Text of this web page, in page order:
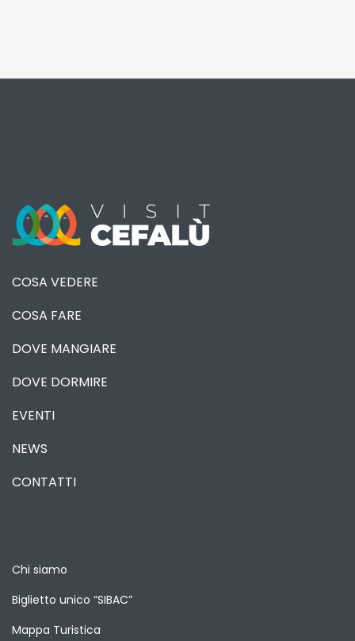
COSA VEDERE
COSA FARE
DOVE MANGIARE
DOVE DORMIRE
EVENTI
NEWS
CONTATTI
Chi siamo
Biglietto unico “SIBAC”
Mappa Turistica